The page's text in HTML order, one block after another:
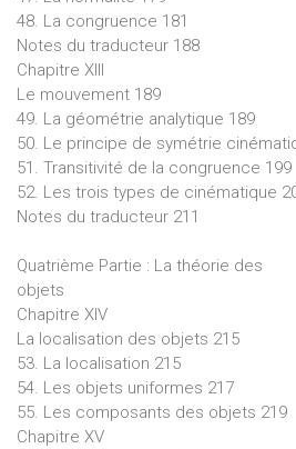
48. La congruence 181
Notes du traducteur 188
Chapitre XIII
Le mouvement 189
49. La géométrie analytique 189
50. Le principe de symétrie
51. Transitivité de la congruence 199
52. Les trois types de cinématique
Notes du traducteur 211
Quatrième Partie : La théorie des
objets
Chapitre XIV
La localisation des objets 215
53. La localisation 215
54. Les objets uniformes 217
55. Les composants des objets 219
Chapitre XV